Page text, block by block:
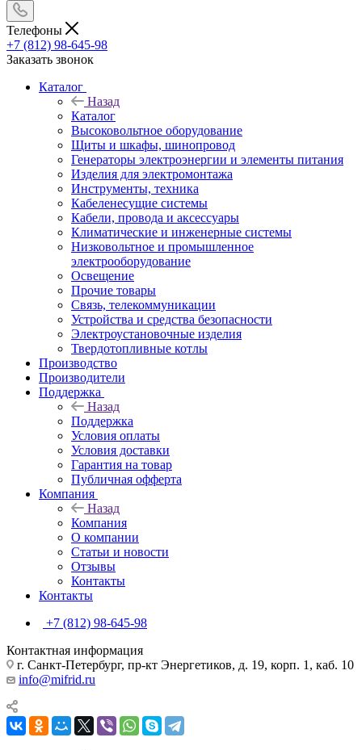
Телефоны
+7 (812) 98-645-98
Заказать звонок
Каталог
Назад
Каталог
Высоковольтное оборудование
Щиты и шкафы, шинопровод
Генераторы электроэнергии и элементы питания
Изделия для электромонтажа
Инструменты, техника
Кабеленесущие системы
Кабели, провода и аксессуары
Климатические и инженерные системы
Низковольтное и промышленное
электрооборудование
Освещение
Прочие товары
Связь, телекоммуникации
Устройства и средства безопасности
Электроустановочные изделия
Твердотопливные котлы
Производство
Производители
Поддержка
Назад
Поддержка
Условия оплаты
Условия доставки
Гарантия на товар
Публичная офферта
Компания
Назад
Компания
О компании
Статьи и новости
Отзывы
Контакты
Контакты
+7 (812) 98-645-98
Контактная информация
г. Санкт-Петербург, пр-кт Энергетиков, д. 19, корп. 1, каб. 10
info@mifrid.ru